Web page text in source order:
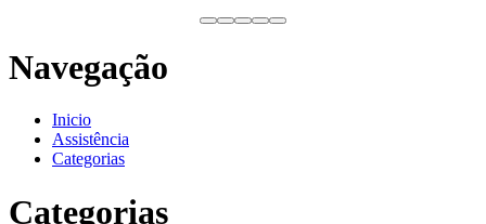
Navegação
Inicio
Assistência
Categorias
Categorias